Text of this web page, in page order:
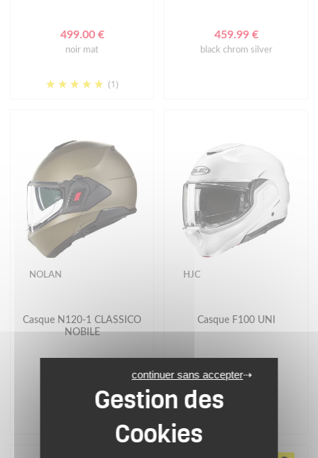
499.00 €
noir mat
(1)
459.99 €
black chrom silver
NOLAN
Casque N120-1 CLASSICO
NOBILE
HJC
Casque F100 UNI
399.90 €
continuer sans accepter